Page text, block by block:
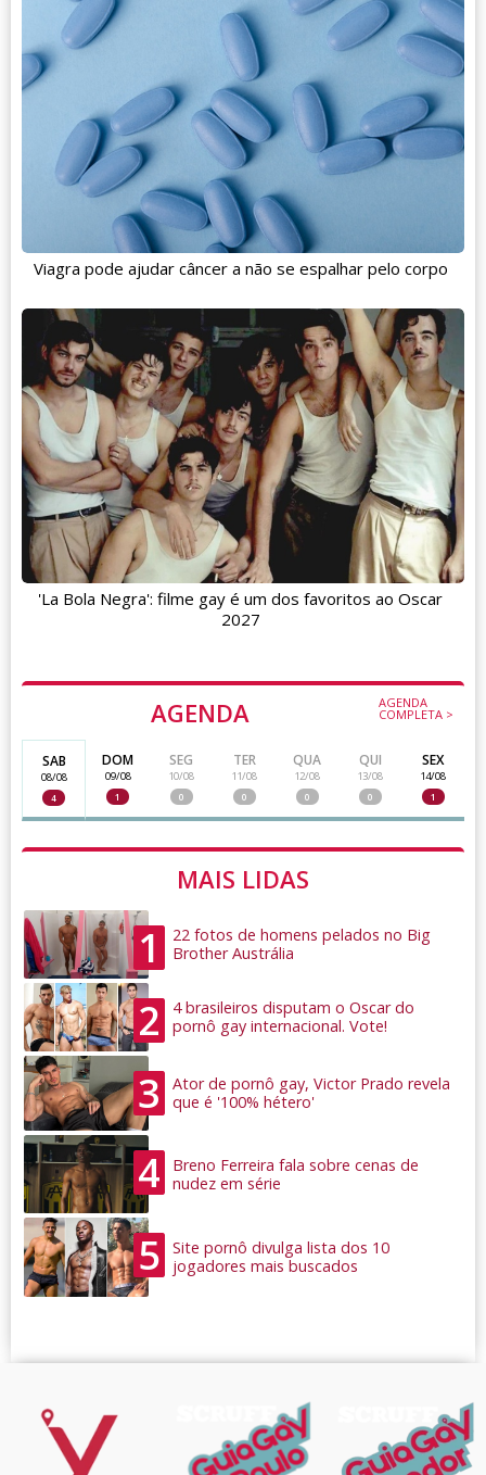
AGENDA AGENDA
COMPLETA >
SAB
08/08
4
DOM
09/08
1
SEG
10/08
0
TER
11/08
0
QUA
12/08
0
QUI
13/08
0
SEX
14/08
1
MAIS LIDAS
1
22 fotos de homens pelados no Big
Brother Austrália
2
4 brasileiros disputam o Oscar do
pornô gay internacional. Vote!
3
Ator de pornô gay, Victor Prado revela
que é '100% hétero'
4
Breno Ferreira fala sobre cenas de
nudez em série
5
Site pornô divulga lista dos 10
jogadores mais buscados
Viagra pode ajudar câncer a não se espalhar pelo corpo
'La Bola Negra': filme gay é um dos favoritos ao Oscar
2027